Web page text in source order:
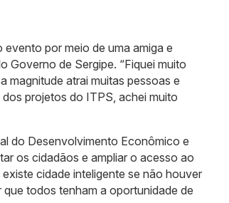
por meio de uma amiga e
Governo de Sergipe. “Fiquei muito
atrai muitas pessoas e
projetos do ITPS, achei muito
do Desenvolvimento Econômico e
os cidadãos e ampliar o acesso ao
cidade inteligente se não houver
todos tenham a oportunidade de